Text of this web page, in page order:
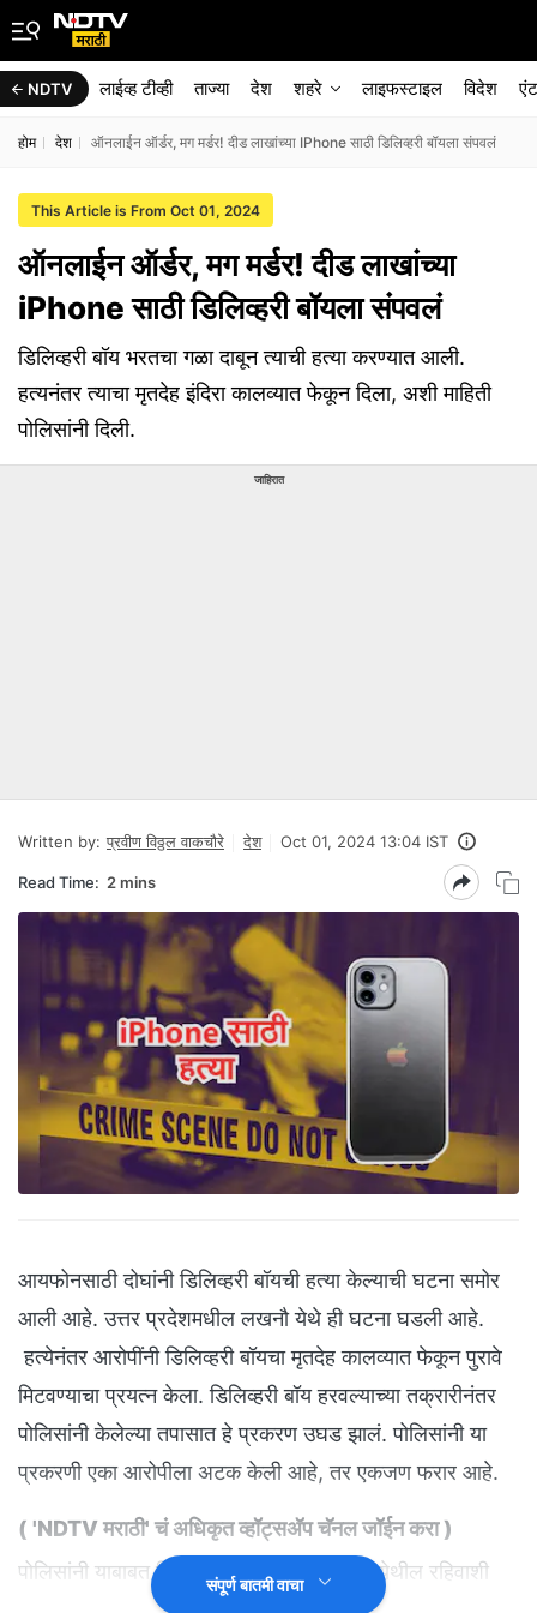
NDTV लाईव्ह टीव्ही ताज्या देश शहरे लाइफस्टाइल विदेश
होम देश ऑनलाईन ऑर्डर, मग मर्डर! दीड लाखांच्या IPhone साठी डिलिव्हरी बॉयला संपवलं
This Article is From Oct 01, 2024
ऑनलाईन ऑर्डर, मग मर्डर! दीड लाखांच्या
iPhone साठी डिलिव्हरी बॉयला संपवलं
डिलिव्हरी बॉय भरतचा गळा दाबून त्याची हत्या करण्यात आली.
हत्यनंतर त्याचा मृतदेह इंदिरा कालव्यात फेकून दिला, अशी माहिती
पोलिसांनी दिली.
जाहिरात
Written by: प्रवीण विठ्ठल वाकचौरे देश Oct 01, 2024 13:04 IST
Read Time: 2 mins
आयफोनसाठी दोघांनी डिलिव्हरी बॉयची हत्या केल्याची घटना समोर
आली आहे. उत्तर प्रदेशमधील लखनौ येथे ही घटना घडली आहे.
हत्येनंतर आरोपींनी डिलिव्हरी बॉयचा मृतदेह कालव्यात फेकून पुरावे
मिटवण्याचा प्रयत्न केला. डिलिव्हरी बॉय हरवल्याच्या तक्रारीनंतर
पोलिसांनी केलेल्या तपासात हे प्रकरण उघड झालं. पोलिसांनी या
प्रकरणी एका आरोपीला अटक केली आहे, तर एकजण फरार आहे.
( 'NDTV मराठी' चं अधिकृत व्हॉट्सअ‍ॅप चॅनल जॉईन करा)
पोलिसांनी याबाबत दिलेल्या माहितीनुसार, चिनहट येथील रहिवाशी
संपूर्ण बातमी वाचा